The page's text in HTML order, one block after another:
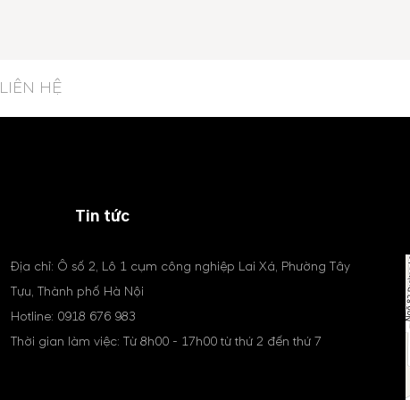
LIÊN HỆ
Tin tức
Địa chỉ: Ô số 2, Lô 1 cụm công nghiệp Lai Xá, Phường Tây
Tựu, Thành phố Hà Nội
Hotline: 0918 676 983
Thời gian làm việc: Từ 8h00 - 17h00 từ thứ 2 đến thứ 7